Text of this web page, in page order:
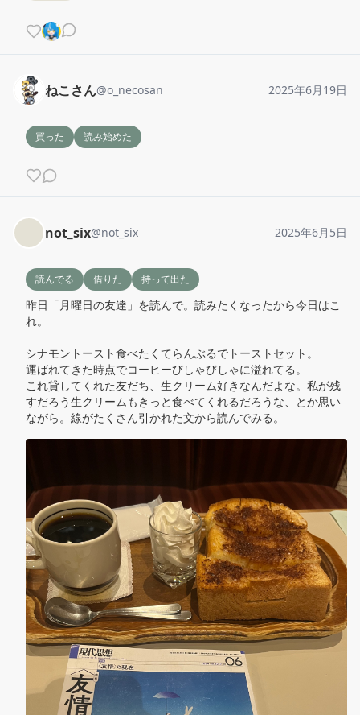
ねこさん@o_necosan 2025年6月19日
買った 読み始めた
not_six@not_six 2025年6月5日
読んでる 借りた 持って出た
昨日「月曜日の友達」を読んで。読みたくなったから今日はこ
れ。
シナモントースト食べたくてらんぶるでトーストセット。
運ばれてきた時点でコーヒーびしゃびしゃに溢れてる。
これ貸してくれた友だち、生クリーム好きなんだよな。私が残
すだろう生クリームもきっと食べてくれるだろうな、とか思い
ながら。線がたくさん引かれた文から読んでみる。